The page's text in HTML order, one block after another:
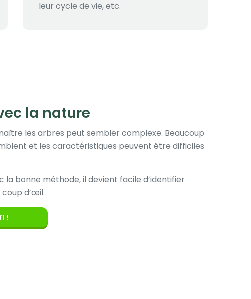
leur cycle de vie, etc.
la nature
les arbres peut sembler complexe. Beaucoup
et les caractéristiques peuvent être difficiles
la bonne méthode, il devient facile d’identifier
d’œil.
!